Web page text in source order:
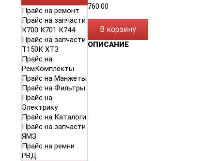
Прайс на ремонт
Прайс на запчасти
К700 К701 К744
Прайс на запчасти
Т150К ХТЗ
Прайс на
РемКомплекты
Прайс на Манжеты
Прайс на Фильтры
Прайс на
Электрику
Прайс на Каталоги
Прайс на запчасти
ЯМЗ
Прайс на ремни
РВД
760.00
В корзину
ОПИСАНИЕ